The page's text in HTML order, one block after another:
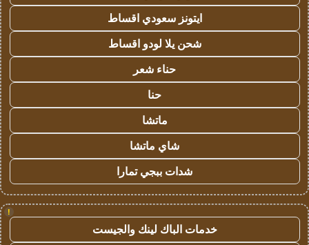
ايتونز سعودي اقساط
شحن يلا لودو اقساط
حناء شعر
حنا
ماتشا
شاي ماتشا
شدات ببجي تمارا
!
خدمات الباك لينك والجيست